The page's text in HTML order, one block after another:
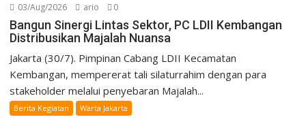
03/Aug/2026 ario 0
Bangun Sinergi Lintas Sektor, PC LDII Kembangan
Distribusikan Majalah Nuansa
Jakarta (30/7). Pimpinan Cabang LDII Kecamatan
Kembangan, mempererat tali silaturrahim dengan para
stakeholder melalui penyebaran Majalah...
Berita Kegiatan Warta Jakarta